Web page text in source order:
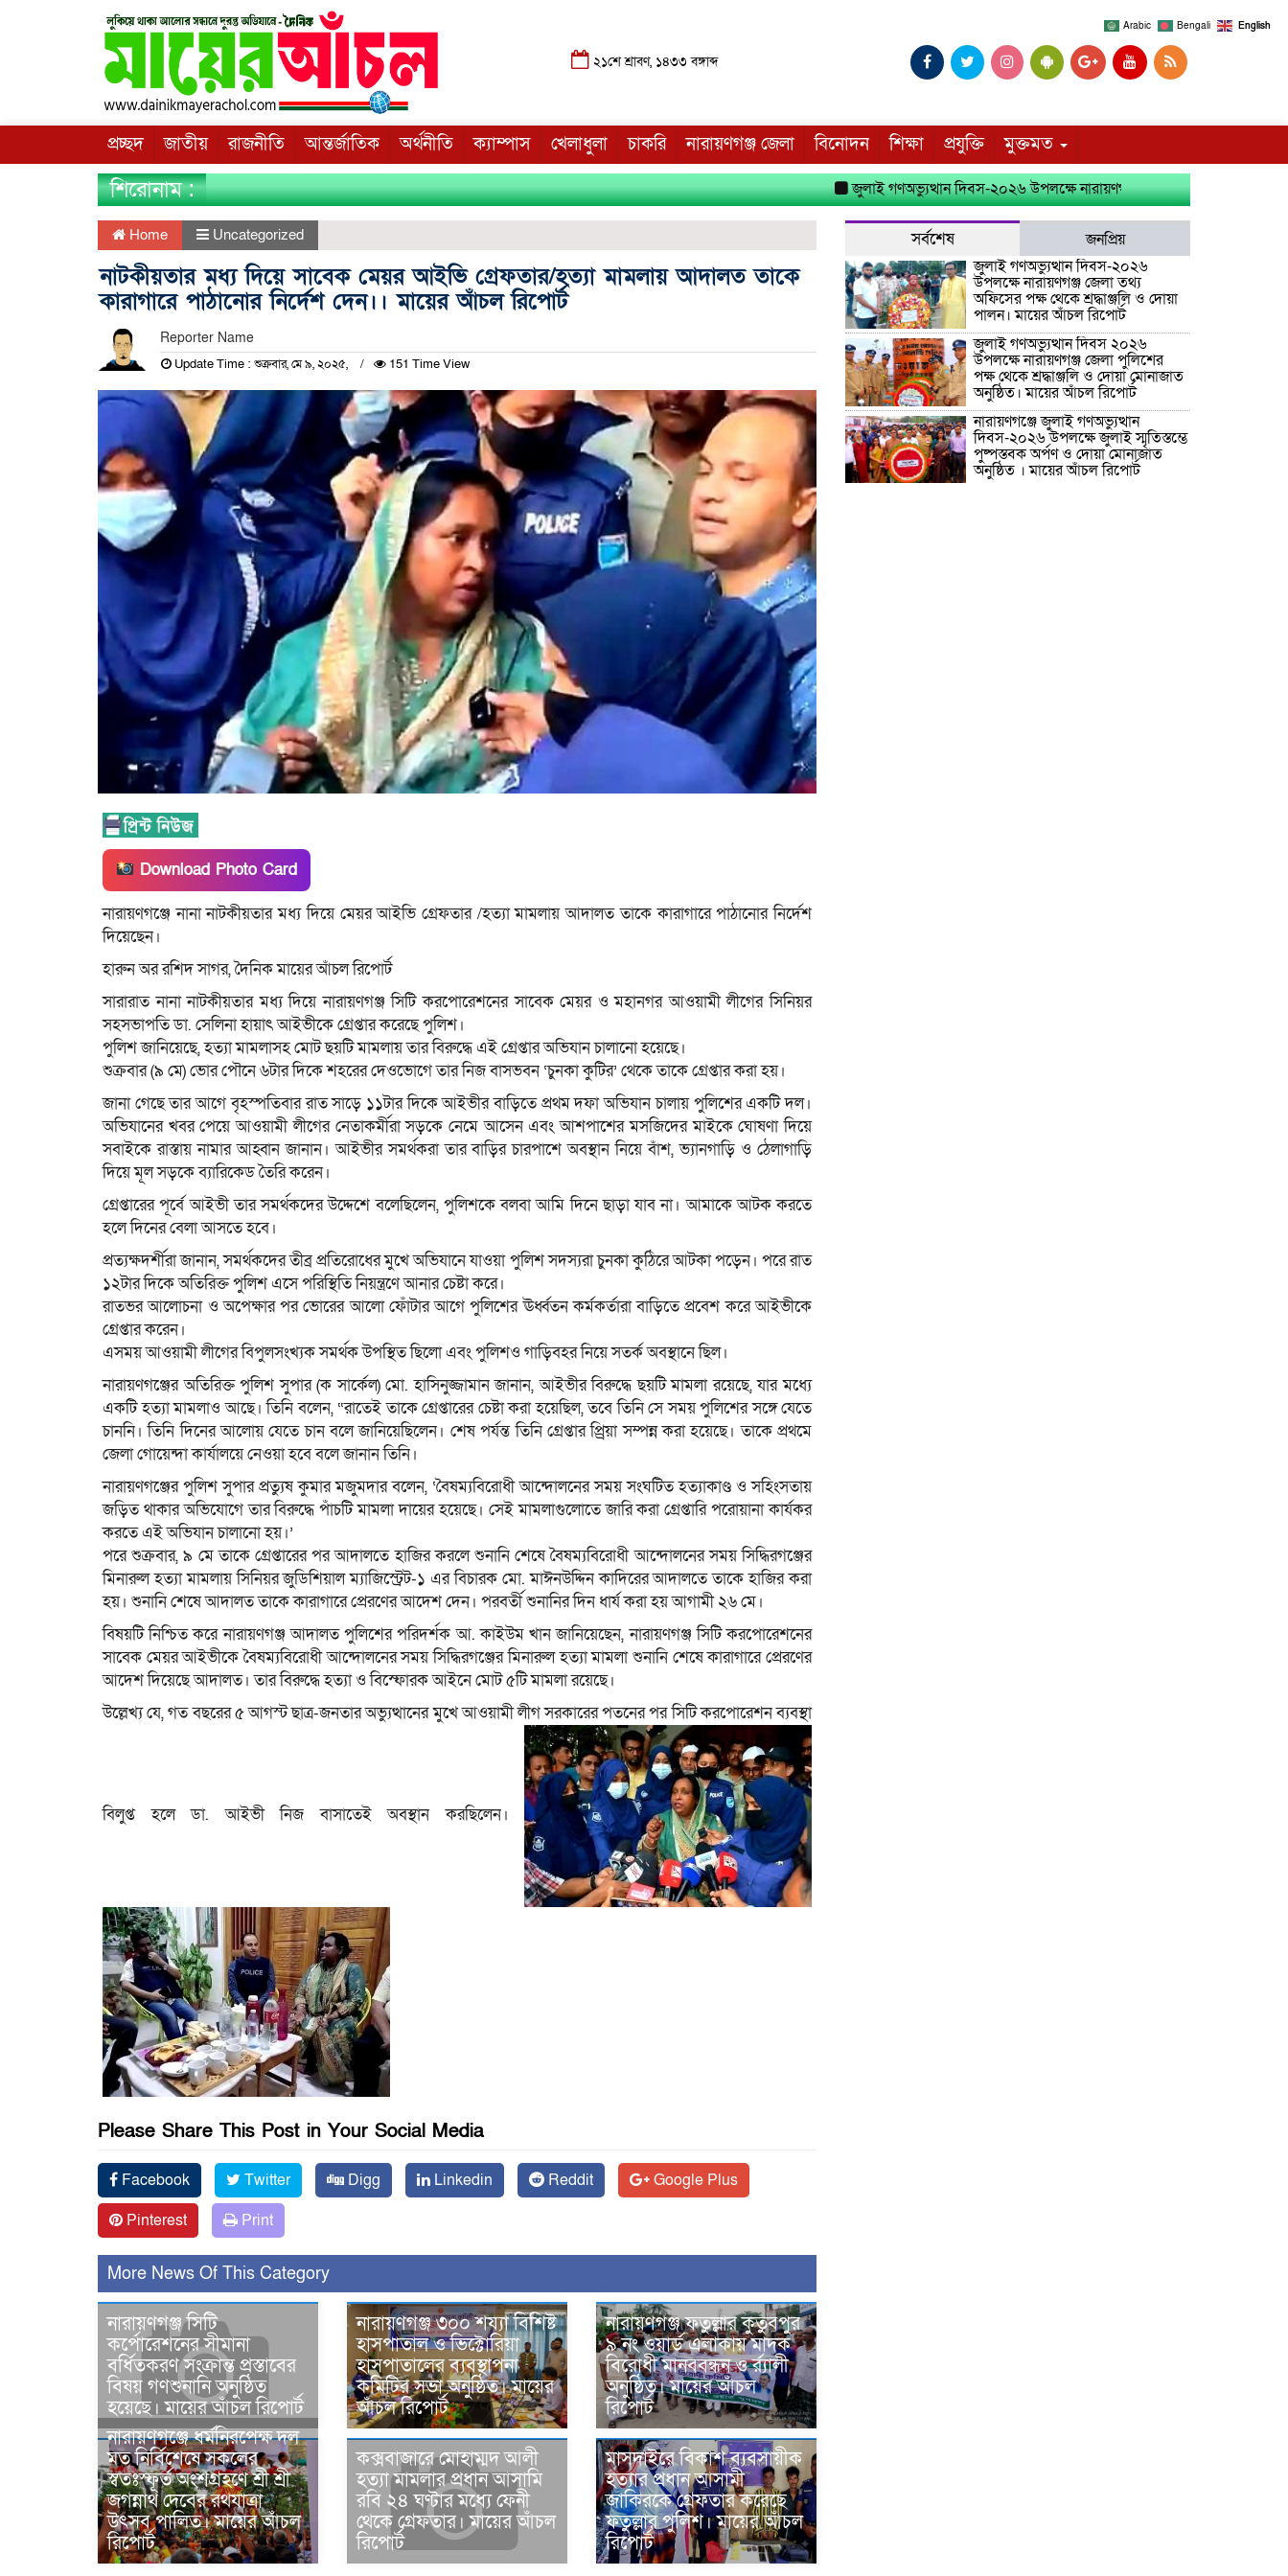
২১শে শ্রাবণ, ১৪৩৩ বঙ্গাব্দ
প্রচ্ছদ জাতীয় রাজনীতি আন্তর্জাতিক অর্থনীতি ক্যাম্পাস খেলাধুলা চাকরি নারায়ণগঞ্জ জেলা বিনোদন শিক্ষা প্রযুক্তি মুক্তমত
শিরোনাম : জুলাই গণঅভ্যুত্থান দিবস-২০২৬ উপলক্ষে নারায়ণগঞ্জ জেলা তথ্য অফিসের পক্ষ থেকে
Home Uncategorized
নাটকীয়তার মধ্য দিয়ে সাবেক মেয়র আইভি গ্রেফতার/হত্যা মামলায় আদালত তাকে
কারাগারে পাঠানোর নির্দেশ দেন।। মায়ের আঁচল রিপোর্ট
Reporter Name
Update Time : শুক্রবার, মে ৯, ২০২৫, 151 Time View
Download Photo Card
নারায়ণগঞ্জে নানা নাটকীয়তার মধ্য দিয়ে মেয়র আইভি গ্রেফতার /হত্যা মামলায় আদালত তাকে কারাগারে পাঠানোর নির্দেশ
দিয়েছেন।
হারুন অর রশিদ সাগর, দৈনিক মায়ের আঁচল রিপোর্ট
সারারাত নানা নাটকীয়তার মধ্য দিয়ে নারায়ণগঞ্জ সিটি করপোরেশনের সাবেক মেয়র ও মহানগর আওয়ামী লীগের সিনিয়র
সহসভাপতি ডা. সেলিনা হায়াৎ আইভীকে গ্রেপ্তার করেছে পুলিশ।
পুলিশ জানিয়েছে, হত্যা মামলাসহ মোট ছয়টি মামলায় তার বিরুদ্ধে এই গ্রেপ্তার অভিযান চালানো হয়েছে।
শুক্রবার (৯ মে) ভোর পৌনে ৬টার দিকে শহরের দেওভোগে তার নিজ বাসভবন ‘চুনকা কুটির’ থেকে তাকে গ্রেপ্তার করা হয়।
জানা গেছে তার আগে বৃহস্পতিবার রাত সাড়ে ১১টার দিকে আইভীর বাড়িতে প্রথম দফা অভিযান চালায় পুলিশের একটি দল।
অভিযানের খবর পেয়ে আওয়ামী লীগের নেতাকর্মীরা সড়কে নেমে আসেন এবং আশপাশের মসজিদের মাইকে ঘোষণা দিয়ে
সবাইকে রাস্তায় নামার আহ্বান জানান। আইভীর সমর্থকরা তার বাড়ির চারপাশে অবস্থান নিয়ে বাঁশ, ভ্যানগাড়ি ও ঠেলাগাড়ি
দিয়ে মূল সড়কে ব্যারিকেড তৈরি করেন।
গ্রেপ্তারের পূর্বে আইভী তার সমর্থকদের উদ্দেশে বলেছিলেন, পুলিশকে বলবা আমি দিনে ছাড়া যাব না। আমাকে আটক করতে
হলে দিনের বেলা আসতে হবে।
প্রত্যক্ষদর্শীরা জানান, সমর্থকদের তীব্র প্রতিরোধের মুখে অভিযানে যাওয়া পুলিশ সদস্যরা চুনকা কুঠিরে আটকা পড়েন। পরে রাত
১২টার দিকে অতিরিক্ত পুলিশ এসে পরিস্থিতি নিয়ন্ত্রণে আনার চেষ্টা করে।
রাতভর আলোচনা ও অপেক্ষার পর ভোরের আলো ফোঁটার আগে পুলিশের ঊর্ধ্বতন কর্মকর্তারা বাড়িতে প্রবেশ করে আইভীকে
গ্রেপ্তার করেন।
এসময় আওয়ামী লীগের বিপুলসংখ্যক সমর্থক উপস্থিত ছিলো এবং পুলিশও গাড়িবহর নিয়ে সতর্ক অবস্থানে ছিল।
নারায়ণগঞ্জের অতিরিক্ত পুলিশ সুপার (ক সার্কেল) মো. হাসিনুজ্জামান জানান, আইভীর বিরুদ্ধে ছয়টি মামলা রয়েছে, যার মধ্যে
একটি হত্যা মামলাও আছে। তিনি বলেন, “রাতেই তাকে গ্রেপ্তারের চেষ্টা করা হয়েছিল, তবে তিনি সে সময় পুলিশের সঙ্গে যেতে
চাননি। তিনি দিনের আলোয় যেতে চান বলে জানিয়েছিলেন। শেষ পর্যন্ত তিনি গ্রেপ্তার প্র্রিয়া সম্পন্ন করা হয়েছে। তাকে প্রথমে
জেলা গোয়েন্দা কার্যালয়ে নেওয়া হবে বলে জানান তিনি।
নারায়ণগঞ্জের পুলিশ সুপার প্রত্যুষ কুমার মজুমদার বলেন, ‘বৈষম্যবিরোধী আন্দোলনের সময় সংঘটিত হত্যাকাণ্ড ও সহিংসতায়
জড়িত থাকার অভিযোগে তার বিরুদ্ধে পাঁচটি মামলা দায়ের হয়েছে। সেই মামলাগুলোতে জারি করা গ্রেপ্তারি পরোয়ানা কার্যকর
করতে এই অভিযান চালানো হয়।’
পরে শুক্রবার, ৯ মে তাকে গ্রেপ্তারের পর আদালতে হাজির করলে শুনানি শেষে বৈষম্যবিরোধী আন্দোলনের সময় সিদ্ধিরগঞ্জের
মিনারুল হত্যা মামলায় সিনিয়র জুডিশিয়াল ম্যাজিস্ট্রেট-১ এর বিচারক মো. মাঈনউদ্দিন কাদিরের আদালতে তাকে হাজির করা
হয়। শুনানি শেষে আদালত তাকে কারাগারে প্রেরণের আদেশ দেন। পরবর্তী শুনানির দিন ধার্য করা হয় আগামী ২৬ মে।
বিষয়টি নিশ্চিত করে নারায়ণগঞ্জ আদালত পুলিশের পরিদর্শক আ. কাইউম খান জানিয়েছেন, নারায়ণগঞ্জ সিটি করপোরেশনের
সাবেক মেয়র আইভীকে বৈষম্যবিরোধী আন্দোলনের সময় সিদ্ধিরগঞ্জের মিনারুল হত্যা মামলা শুনানি শেষে কারাগারে প্রেরণের
আদেশ দিয়েছে আদালত। তার বিরুদ্ধে হত্যা ও বিস্ফোরক আইনে মোট ৫টি মামলা রয়েছে।
উল্লেখ্য যে, গত বছরের ৫ আগস্ট ছাত্র-জনতার অভ্যুত্থানের মুখে আওয়ামী লীগ সরকারের পতনের পর সিটি করপোরেশন ব্যবস্থা
বিলুপ্ত হলে ডা. আইভী নিজ বাসাতেই অবস্থান করছিলেন।
Please Share This Post in Your Social Media
Facebook Twitter Digg Linkedin Reddit
Google Plus
Pinterest
Print
More News Of This Category
নারায়ণগঞ্জ সিটি
কর্পোরেশনের সীমানা
বর্ধিতকরণ সংক্রান্ত প্রস্তাবের
বিষয় গণশুনানি অনুষ্ঠিত
হয়েছে। মায়ের আঁচল রিপোর্ট
নারায়ণগঞ্জ ৩০০ শয্যা বিশিষ্ট
হাসপাতাল ও ভিক্টোরিয়া
হাসপাতালের ব্যবস্থাপনা
কমিটির সভা অনুষ্ঠিত। মায়ের
আঁচল রিপোর্ট
নারায়ণগঞ্জ ফতুল্লার কুতুবপুর
৯ নং ওয়ার্ড এলাকায় মাদক
বিরোধী মানববন্ধন ও র্র্যালী
অনুষ্ঠিত। মায়ের আঁচল
রিপোর্ট
নারায়ণগঞ্জে ধর্মনিরপেক্ষ দল
মত নির্বিশেষে সকলের
স্বতঃস্ফূর্ত অংশগ্রহণে শ্রী শ্রী
জগন্নাথ দেবের রথযাত্রা
উৎসব পালিত। মায়ের আঁচল
রিপোর্ট
কক্সবাজারে মোহাম্মদ আলী
হত্যা মামলার প্রধান আসামি
রবি ২৪ ঘণ্টার মধ্যে ফেনী
থেকে গ্রেফতার। মায়ের আঁচল
রিপোর্ট
মাসদাইরে বিকাশ ব্যবসায়ীক
হত্যার প্রধান আসামী
জাকিরকে গ্রেফতার করেছে
ফতুল্লার পুলিশ। মায়ের আঁচল
রিপোর্ট
সর্বশেষ
জনপ্রিয়
জুলাই গণঅভ্যুত্থান দিবস-২০২৬
উপলক্ষে নারায়ণগঞ্জ জেলা তথ্য
অফিসের পক্ষ থেকে শ্রদ্ধাঞ্জলি ও দোয়া
পালন। মায়ের আঁচল রিপোর্ট
জুলাই গণঅভ্যুত্থান দিবস ২০২৬
উপলক্ষে নারায়ণগঞ্জ জেলা পুলিশের
পক্ষ থেকে শ্রদ্ধাঞ্জলি ও দোয়া মোনাজাত
অনুষ্ঠিত। মায়ের আঁচল রিপোর্ট
নারায়ণগঞ্জে জুলাই গণঅভ্যুত্থান
দিবস-২০২৬ উপলক্ষে জুলাই স্মৃতিস্তম্ভে
পুষ্পস্তবক অর্পণ ও দোয়া মোনাজাত
অনুষ্ঠিত । মায়ের আঁচল রিপোর্ট
Arabic Bengali English